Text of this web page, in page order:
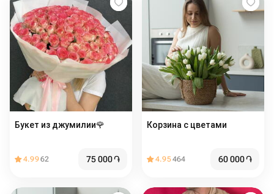
Букет из джумилии🌹
4.9962 75 000֏
Корзина с цветами ️
4.95464 60 000֏